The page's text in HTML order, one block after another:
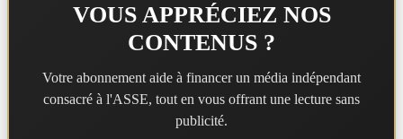
VOUS APPRÉCIEZ NOS
CONTENUS ?
Votre abonnement aide à financer un média indépendant
consacré à l'ASSE, tout en vous offrant une lecture sans
publicité.